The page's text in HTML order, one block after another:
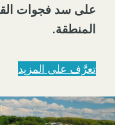
على سد فجوات
المنطقة.
تعرَّف على المزيد